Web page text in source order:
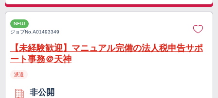
NEW
ジョブNo.A01493349
【未経験歓迎】マニュアル完備の法人税申告サポ
ート事務＠天神
派遣
非公開